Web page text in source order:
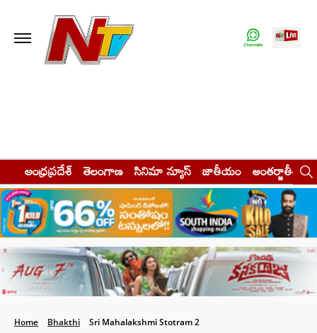
ఆంధ్రప్రదేశ్ తెలంగాణ సినిమా న్యూస్ జాతీయం అంతర్జాతీయం
Home Bhakthi Sri Mahalakshmi Stotram 2